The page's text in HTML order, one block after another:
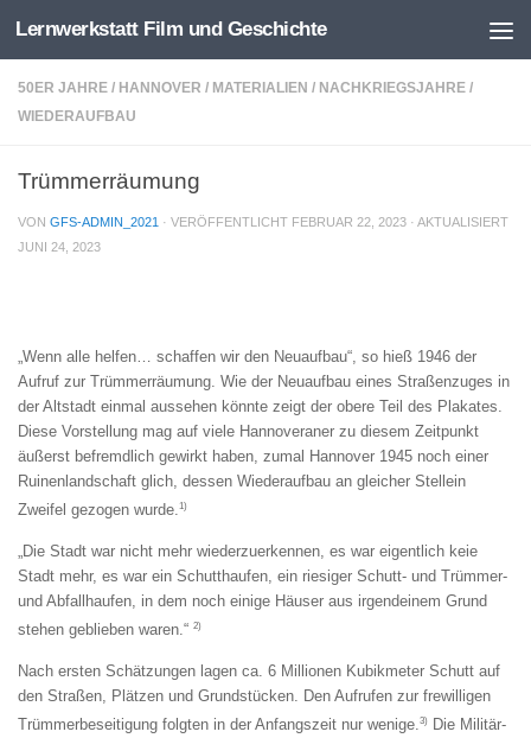
Zum Inhalt springen
Lernwerkstatt Film und Geschichte
50ER JAHRE / HANNOVER / MATERIALIEN / NACHKRIEGSJAHRE /
WIEDERAUFBAU
Trümmerräumung
VON GFS-ADMIN_2021 · VERÖFFENTLICHT FEBRUAR 22, 2023 · AKTUALISIERT
JUNI 24, 2023
„Wenn alle helfen… schaffen wir den Neuaufbau“, so hieß 1946 der
Aufruf zur Trümmerräumung. Wie der Neuaufbau eines Straßenzuges in
der Altstadt einmal aussehen könnte zeigt der obere Teil des Plakates.
Diese Vorstellung mag auf viele Hannoveraner zu diesem Zeitpunkt
äußerst befremdlich gewirkt haben, zumal Hannover 1945 noch einer
Ruinenlandschaft glich, dessen Wiederaufbau an gleicher Stellein
Zweifel gezogen wurde.1)
„Die Stadt war nicht mehr wiederzuerkennen, es war eigentlich keie
Stadt mehr, es war ein Schutthaufen, ein riesiger Schutt- und Trümmer-
und Abfallhaufen, in dem noch einige Häuser aus irgendeinem Grund
stehen geblieben waren.“ 2)
Nach ersten Schätzungen lagen ca. 6 Millionen Kubikmeter Schutt auf
den Straßen, Plätzen und Grundstücken. Den Aufrufen zur frewilligen
Trümmerbeseitigung folgten in der Anfangszeit nur wenige. 3)
Die Militär-